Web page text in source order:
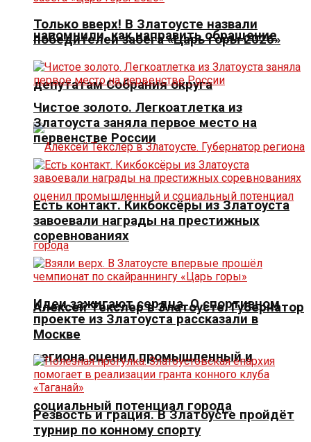
напомнили, как направить обращение
депутатам Собрания округа
Алексей Текслер в Златоусте. Губернатор
региона оценил промышленный и
социальный потенциал города
Только вверх! В Златоусте назвали
победителей забега «Царь горы 2026»
Чистое золото. Легкоатлетка из
Златоуста заняла первое место на
первенстве России
Есть контакт. Кикбоксёры из Златоуста
завоевали награды на престижных
соревнованиях
Идеи зажигают сердца. О спортивном
проекте из Златоуста рассказали в
Москве
Резвость и грация. В Златоусте пройдёт
турнир по конному спорту